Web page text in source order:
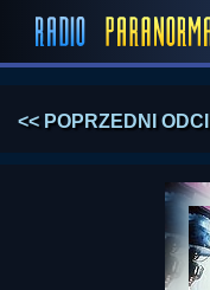
<< POPRZEDNI